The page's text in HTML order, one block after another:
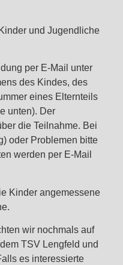
und Jugendliche
per E-Mail unter
des Kindes, des
eines Elternteils
unten). Der
die Teilnahme. Bei
oder Problemen bitte
werden per E-Mail
Kinder angemessene
wir nochmals auf
TSV Lengfeld und
es interessierte